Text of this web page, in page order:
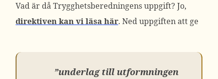
Vad är då Trygghetsberedningens uppgift? Jo,
direktiven kan vi läsa här. Ned uppgiften att ge
”underlag till utformningen